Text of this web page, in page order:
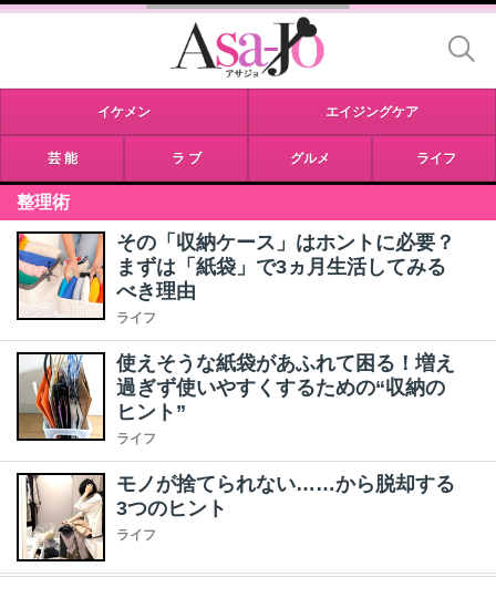
イケメン エイジングケア
芸 能 ラ ブ グルメ ライフ
整理術
その「収納ケース」はホントに必要？
まずは「紙袋」で3ヵ月生活してみる
べき理由
ライフ
使えそうな紙袋があふれて困る！増え
過ぎず使いやすくするための“収納の
ヒント”
ライフ
モノが捨てられない……から脱却する
3つのヒント
ライフ